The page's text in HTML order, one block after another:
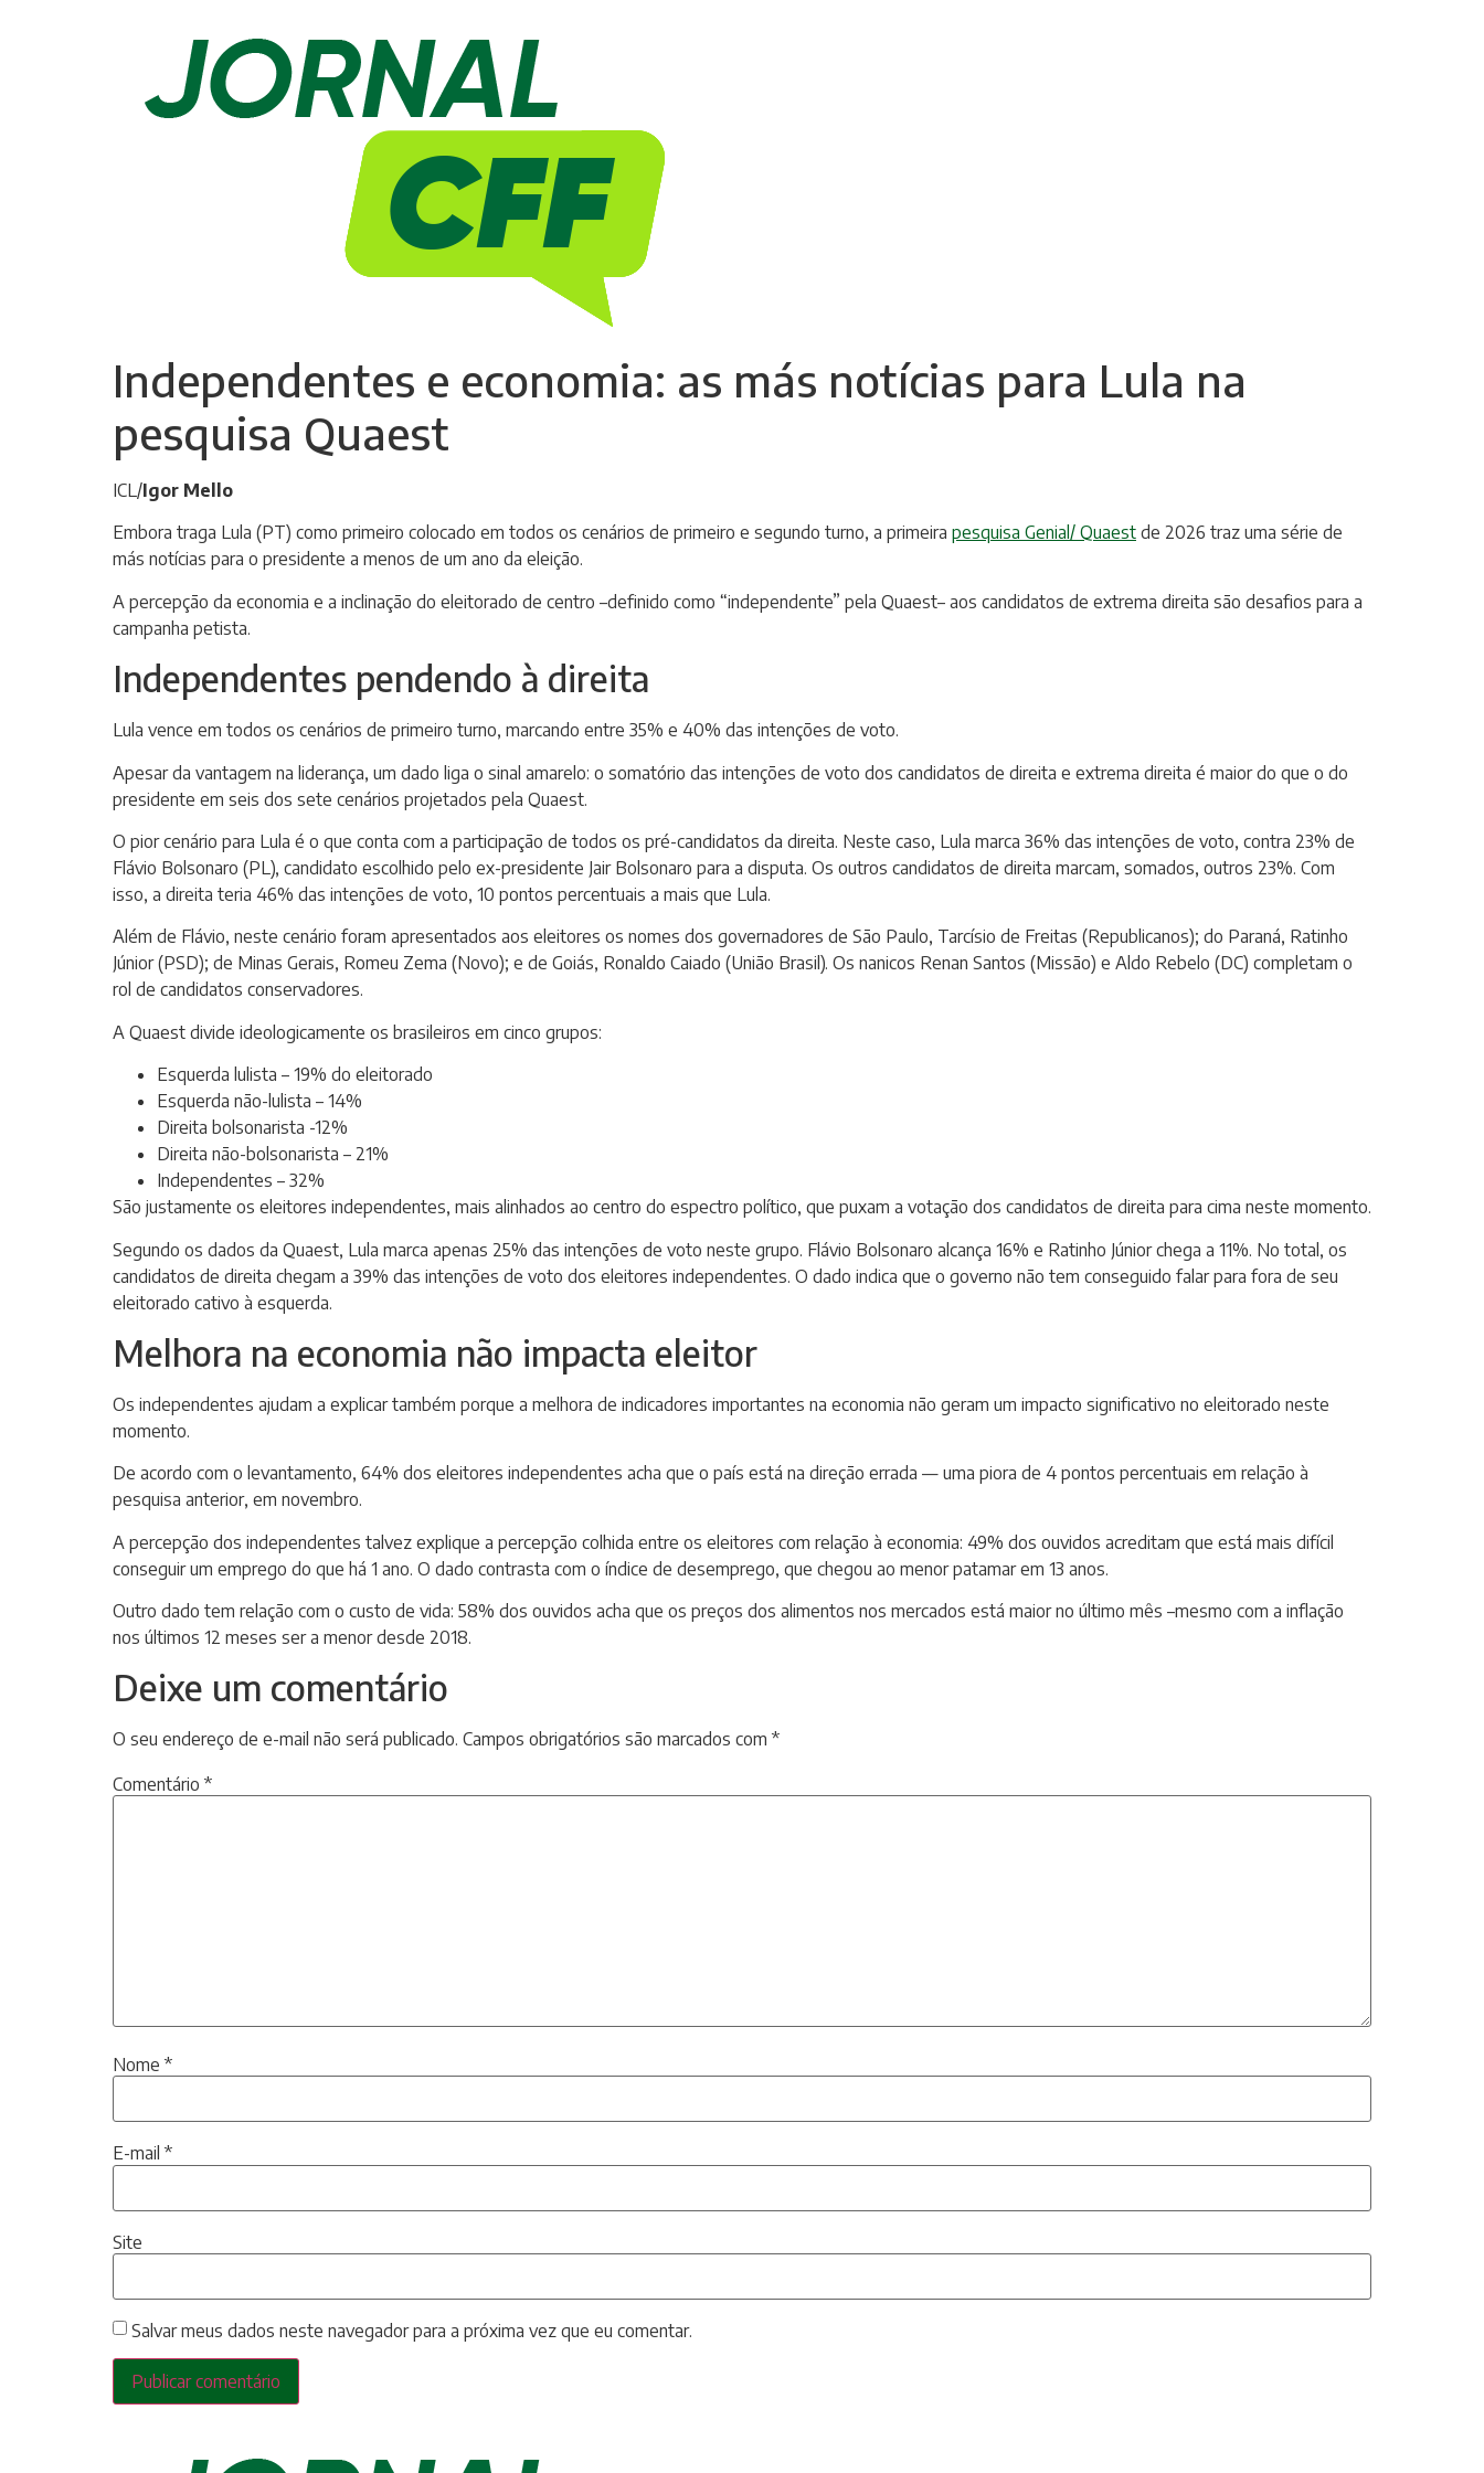
Independentes e economia: as más notícias para Lula na
pesquisa Quaest
ICL/Igor Mello
Embora traga Lula (PT) como primeiro colocado em todos os cenários de primeiro e segundo turno, a primeira pesquisa Genial/ Quaest de 2026 traz uma série de
más notícias para o presidente a menos de um ano da eleição.
A percepção da economia e a inclinação do eleitorado de centro –definido como “independente” pela Quaest– aos candidatos de extrema direita são desafios para a
campanha petista.
Independentes pendendo à direita
Lula vence em todos os cenários de primeiro turno, marcando entre 35% e 40% das intenções de voto.
Apesar da vantagem na liderança, um dado liga o sinal amarelo: o somatório das intenções de voto dos candidatos de direita e extrema direita é maior do que o do
presidente em seis dos sete cenários projetados pela Quaest.
O pior cenário para Lula é o que conta com a participação de todos os pré-candidatos da direita. Neste caso, Lula marca 36% das intenções de voto, contra 23% de
Flávio Bolsonaro (PL), candidato escolhido pelo ex-presidente Jair Bolsonaro para a disputa. Os outros candidatos de direita marcam, somados, outros 23%. Com
isso, a direita teria 46% das intenções de voto, 10 pontos percentuais a mais que Lula.
Além de Flávio, neste cenário foram apresentados aos eleitores os nomes dos governadores de São Paulo, Tarcísio de Freitas (Republicanos); do Paraná, Ratinho
Júnior (PSD); de Minas Gerais, Romeu Zema (Novo); e de Goiás, Ronaldo Caiado (União Brasil). Os nanicos Renan Santos (Missão) e Aldo Rebelo (DC) completam o
rol de candidatos conservadores.
A Quaest divide ideologicamente os brasileiros em cinco grupos:
Esquerda lulista – 19% do eleitorado
Esquerda não-lulista – 14%
Direita bolsonarista -12%
Direita não-bolsonarista – 21%
Independentes – 32%
São justamente os eleitores independentes, mais alinhados ao centro do espectro político, que puxam a votação dos candidatos de direita para cima neste momento.
Segundo os dados da Quaest, Lula marca apenas 25% das intenções de voto neste grupo. Flávio Bolsonaro alcança 16% e Ratinho Júnior chega a 11%. No total, os
candidatos de direita chegam a 39% das intenções de voto dos eleitores independentes. O dado indica que o governo não tem conseguido falar para fora de seu
eleitorado cativo à esquerda.
Melhora na economia não impacta eleitor
Os independentes ajudam a explicar também porque a melhora de indicadores importantes na economia não geram um impacto significativo no eleitorado neste
momento.
De acordo com o levantamento, 64% dos eleitores independentes acha que o país está na direção errada — uma piora de 4 pontos percentuais em relação à
pesquisa anterior, em novembro.
A percepção dos independentes talvez explique a percepção colhida entre os eleitores com relação à economia: 49% dos ouvidos acreditam que está mais difícil
conseguir um emprego do que há 1 ano. O dado contrasta com o índice de desemprego, que chegou ao menor patamar em 13 anos.
Outro dado tem relação com o custo de vida: 58% dos ouvidos acha que os preços dos alimentos nos mercados está maior no último mês –mesmo com a inflação
nos últimos 12 meses ser a menor desde 2018.
Deixe um comentário
O seu endereço de e-mail não será publicado. Campos obrigatórios são marcados com *
Comentário *
Nome *
E-mail *
Site
Salvar meus dados neste navegador para a próxima vez que eu comentar.